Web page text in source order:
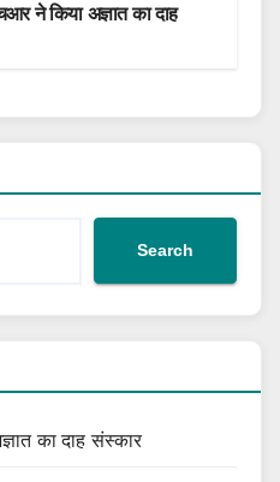
ने किया अज्ञात का दाह
Search
का दाह संस्कार